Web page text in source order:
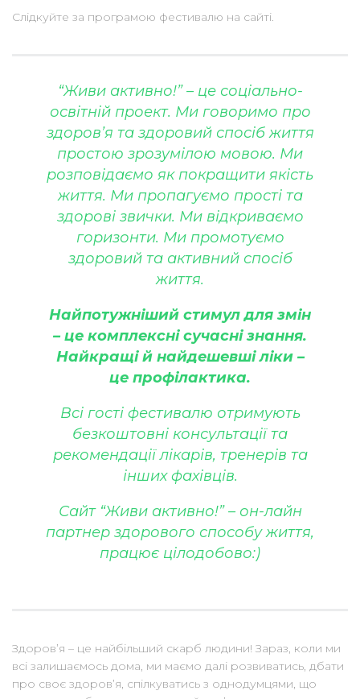
Слідкуйте за програмою фестивалю на сайті.
“Живи активно!” – це соціально-
освітній проект. Ми говоримо про
здоров’я та здоровий спосіб життя
простою зрозумілою мовою. Ми
розповідаємо як покращити якість
життя. Ми пропагуємо прості та
здорові звички. Ми відкриваємо
горизонти. Ми промотуємо
здоровий та активний спосіб
життя.
Найпотужніший стимул для змін
– це комплексні сучасні знання.
Найкращі й найдешевші ліки –
це профілактика.
Всі гості фестивалю отримують
безкоштовні консультації та
рекомендації лікарів, тренерів та
інших фахівців.
Сайт “Живи активно!” – он-лайн
партнер здорового способу життя,
працює цілодобово:)
Здоров’я – це найбільший скарб людини! Зараз, коли ми
всі залишаємось дома, ми маємо далі розвиватись, дбати
про своє здоров’я, спілкуватись з однодумцями, що